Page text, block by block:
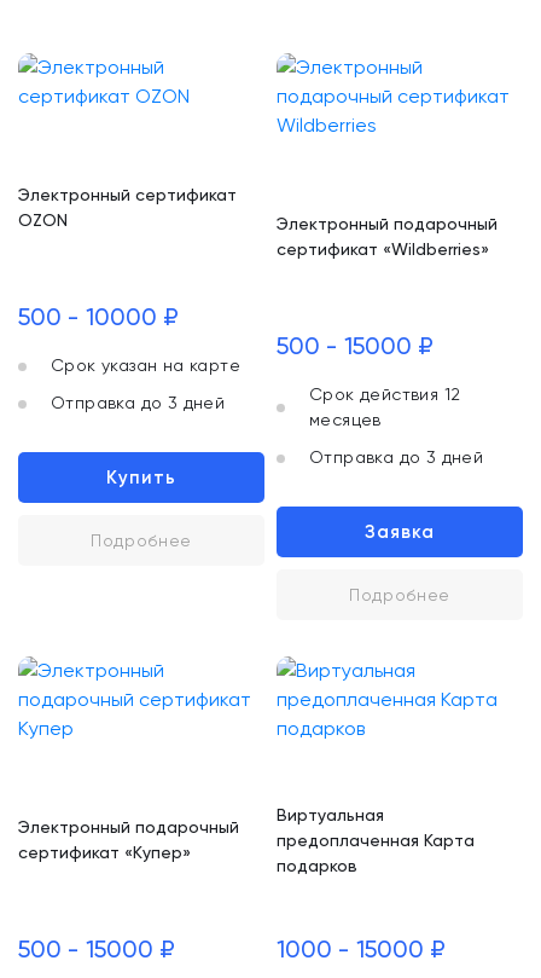
Электронный сертификат
OZON
500 - 10000 ₽
Срок указан на карте
Отправка до 3 дней
Купить
Подробнее
Электронный подарочный
сертификат «Wildberries»
500 - 15000 ₽
Срок действия 12
месяцев
Отправка до 3 дней
Заявка
Подробнее
Электронный подарочный
сертификат «Купер»
500 - 15000 ₽
Виртуальная
предоплаченная Карта
подарков
1000 - 15000 ₽